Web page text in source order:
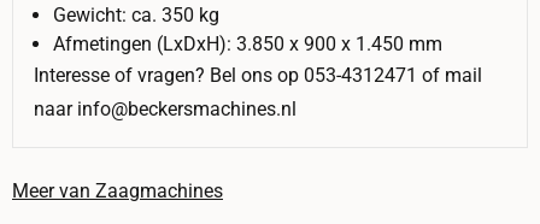
Gewicht: ca. 350 kg
Afmetingen (LxDxH): 3.850 x 900 x 1.450 mm
Interesse of vragen? Bel ons op 053-4312471 of mail
naar info@beckersmachines.nl
Meer van Zaagmachines